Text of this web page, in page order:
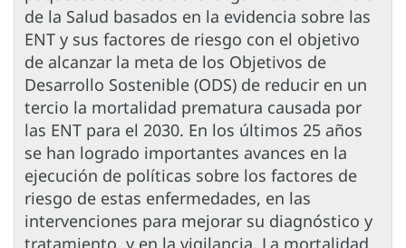
de la Salud basados en la evidencia sobre las
ENT y sus factores de riesgo con el objetivo
de alcanzar la meta de los Objetivos de
Desarrollo Sostenible (ODS) de reducir en un
tercio la mortalidad prematura causada por
las ENT para el 2030. En los últimos 25 años
se han logrado importantes avances en la
ejecución de políticas sobre los factores de
riesgo de estas enfermedades, en las
intervenciones para mejorar su diagnóstico y